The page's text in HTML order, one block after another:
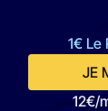
1€ Le
JE
12€/